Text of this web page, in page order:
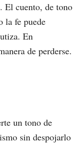
El cuento, de tono
la fe puede
En
de perderse.
un tono de
sin despojarlo